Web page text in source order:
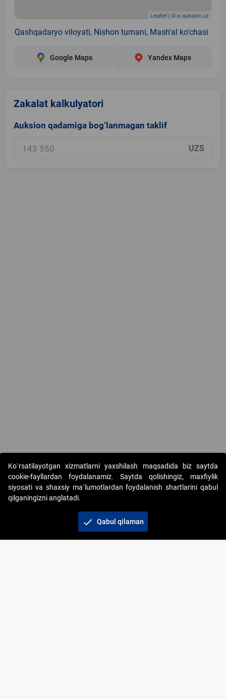
Leaflet | ©e-auksion.uz
Qashqadaryo viloyati, Nishon tumani, Mash'al ko'chasi
Google Maps Yandex Maps
Zakalat kalkulyatori
Auksion qadamiga bog‘lanmagan taklif
UZS
Copyright © 2017-2026. "Elektron onlayn-auksionlarni
tashkil etish" AJ. Barcha huquqlar himoyalangan
Ko`rsatilayotgan xizmatlarni yaxshilash maqsadida biz saytda
cookie-fayllardan foydalanamiz. Saytda qolishingiz, maxfiylik
siyosati va shaxsiy ma`lumotlardan foydalanish shartlarini qabul
qilganingizni anglatadi.
check Qabul qilaman